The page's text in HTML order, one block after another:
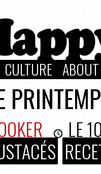
CULTURE
LE